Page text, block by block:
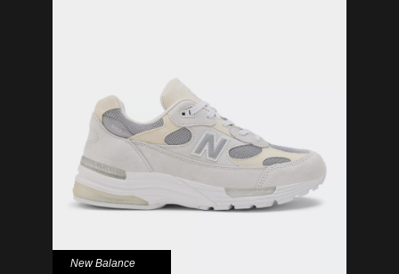
New Balance